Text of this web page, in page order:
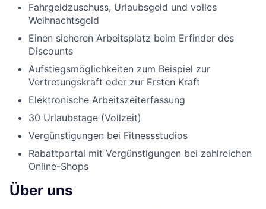
Fahrgeldzuschuss, Urlaubsgeld und volles
Weihnachtsgeld
Einen sicheren Arbeitsplatz beim Erfinder des
Discounts
Aufstiegsmöglichkeiten zum Beispiel zur
Vertretungskraft oder zur Ersten Kraft
Elektronische Arbeitszeiterfassung
30 Urlaubstage (Vollzeit)
Vergünstigungen bei Fitnessstudios
Rabattportal mit Vergünstigungen bei zahlreichen
Online-Shops
Über uns